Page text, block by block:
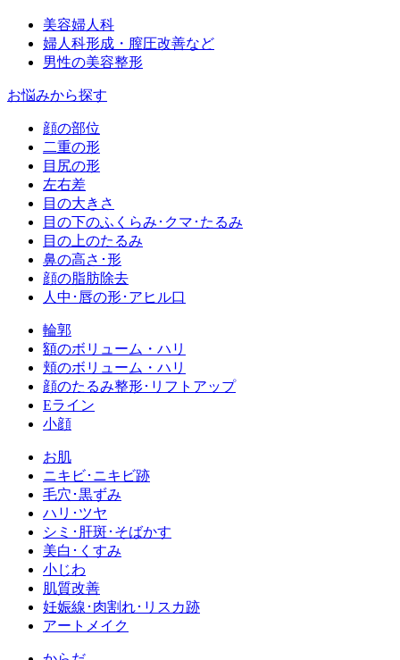
美容婦人科
婦人科形成・膣圧改善など
男性の美容整形
お悩みから探す
顔の部位
二重の形
目尻の形
左右差
目の大きさ
目の下のふくらみ･クマ･たるみ
目の上のたるみ
鼻の高さ･形
顔の脂肪除去
人中･唇の形･アヒル口
輪郭
額のボリューム・ハリ
頬のボリューム・ハリ
顔のたるみ整形･リフトアップ
Eライン
小顔
お肌
ニキビ･ニキビ跡
毛穴･黒ずみ
ハリ･ツヤ
シミ･肝斑･そばかす
美白･くすみ
小じわ
肌質改善
妊娠線･肉割れ･リスカ跡
アートメイク